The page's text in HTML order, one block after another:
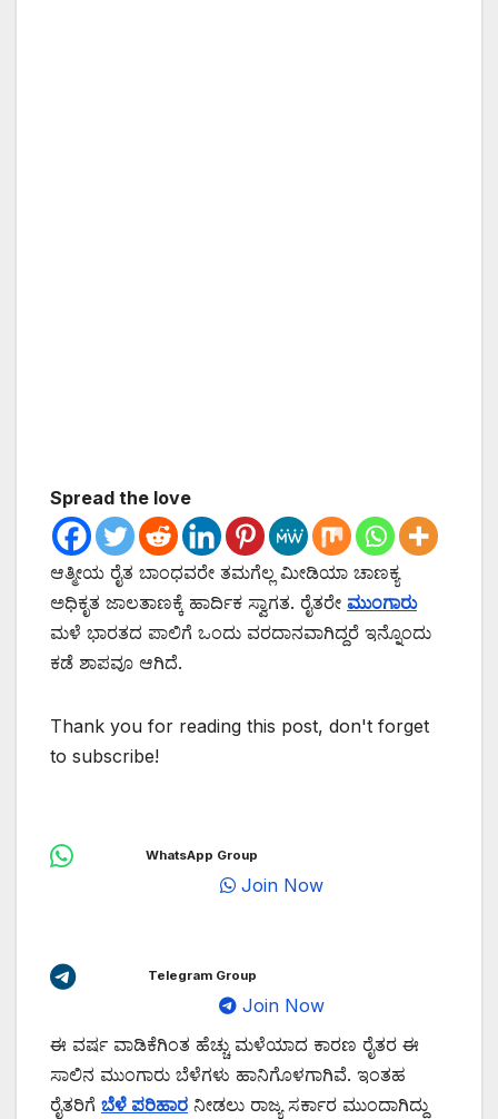
Spread the love
ಆತ್ಮೀಯ ರೈತ ಬಾಂಧವರೇ ತಮಗೆಲ್ಲ ಮೀಡಿಯಾ ಚಾಣಕ್ಯ
ಅಧಿಕೃತ ಜಾಲತಾಣಕ್ಕೆ ಹಾರ್ದಿಕ ಸ್ವಾಗತ. ರೈತರೇ ಮುಂಗಾರು
ಮಳೆ ಭಾರತದ ಪಾಲಿಗೆ ಒಂದು ವರದಾನವಾಗಿದ್ದರೆ ಇನ್ನೊಂದು
ಕಡೆ ಶಾಪವೂ ಆಗಿದೆ.
Thank you for reading this post, don't forget
to subscribe!
WhatsApp Group
Join Now
Telegram Group
Join Now
ಈ ವರ್ಷ ವಾಡಿಕೆಗಿಂತ ಹೆಚ್ಚು ಮಳೆಯಾದ ಕಾರಣ ರೈತರ ಈ
ಸಾಲಿನ ಮುಂಗಾರು ಬೆಳೆಗಳು ಹಾನಿಗೊಳಗಾಗಿವೆ. ಇಂತಹ
ರೈತರಿಗೆ ಬೆಳೆ ಪರಿಹಾರ ನೀಡಲು ರಾಜ್ಯ ಸರ್ಕಾರ ಮುಂದಾಗಿದ್ದು